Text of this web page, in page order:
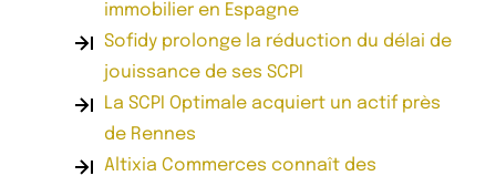
immobilier en Espagne
Sofidy prolonge la réduction du délai de
jouissance de ses SCPI
La SCPI Optimale acquiert un actif près
de Rennes
Altixia Commerces connaît des